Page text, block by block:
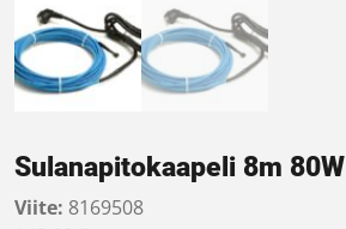
Sulanapitokaapeli 8m 80W
Viite: 8169508